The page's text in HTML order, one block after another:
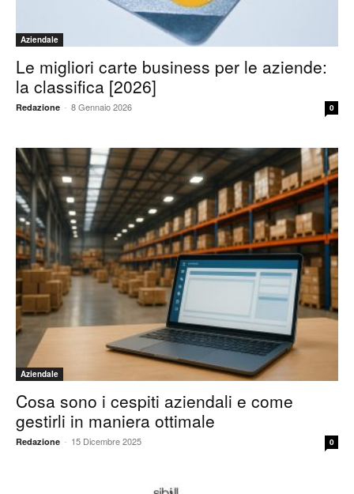
Aziendale
Le migliori carte business per le aziende:
la classifica [2026]
Redazione - 8 Gennaio 2026 0
Aziendale
Cosa sono i cespiti aziendali e come
gestirli in maniera ottimale
Redazione - 15 Dicembre 2025 0